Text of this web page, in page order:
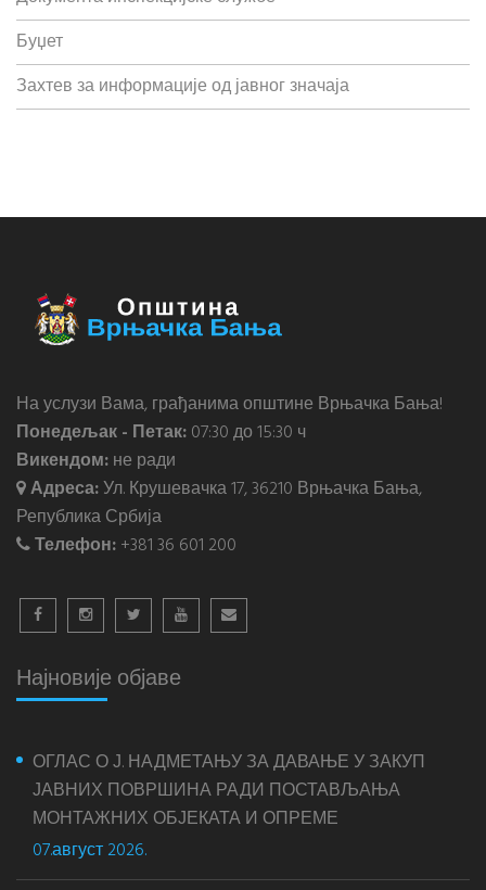
Буџет
Захтев за информације од јавног значаја
На услузи Вама, грађанима општине Врњачка Бања!
Понедељак - Петак:07:30 до 15:30 ч
Викендом:не ради
Адреса:Ул. Крушевачка 17, 36210 Врњачка Бања,
Република Србија
Телефон:+381 36 601 200
Најновије објаве
ОГЛАС О Ј. НАДМЕТАЊУ ЗА ДАВАЊЕ У ЗАКУП
ЈАВНИХ ПОВРШИНА РАДИ ПОСТАВЉАЊА
МОНТАЖНИХ ОБЈЕКАТА И ОПРЕМЕ
07.август 2026.